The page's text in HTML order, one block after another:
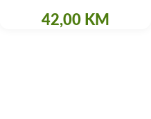
42,00 KM